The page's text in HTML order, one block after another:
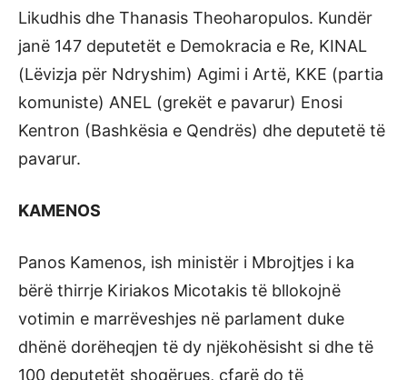
Likudhis dhe Thanasis Theoharopulos. Kundër
janë 147 deputetët e Demokracia e Re, KINAL
(Lëvizja për Ndryshim) Agimi i Artë, KKE (partia
komuniste) ANEL (grekët e pavarur) Enosi
Kentron (Bashkësia e Qendrës) dhe deputetë të
pavarur.
KAMENOS
Panos Kamenos, ish ministër i Mbrojtjes i ka
bërë thirrje Kiriakos Micotakis të bllokojnë
votimin e marrëveshjes në parlament duke
dhënë dorëheqjen të dy njëkohësisht si dhe të
100 deputetët shoqërues, çfarë do të